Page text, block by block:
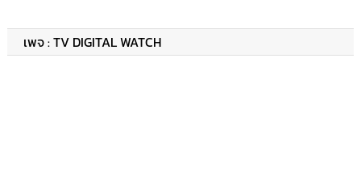
เพจ : TV DIGITAL WATCH